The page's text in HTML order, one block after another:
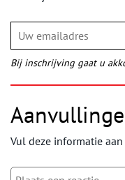
Bij inschrijving gaat u
Vul deze informatie